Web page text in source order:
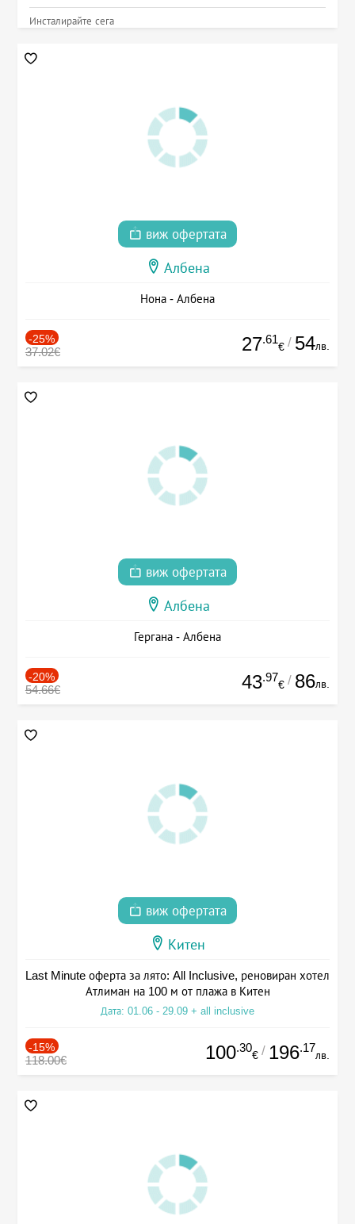
Инсталирайте сега
виж офертата
Албена
Нона - Албена
-25%
37.02€ 27.61
€ / 54лв.
виж офертата
Албена
Гергана - Албена
-20%
54.66€ 43.97
€ / 86лв.
виж офертата
Китен
Last Minute оферта за лято: All Inclusive, реновиран хотел
Атлиман на 100 м от плажа в Китен
Дата: 01.06 - 29.09 + all inclusive
-15%
118.00€ 100.30
€ / 196.17
лв.